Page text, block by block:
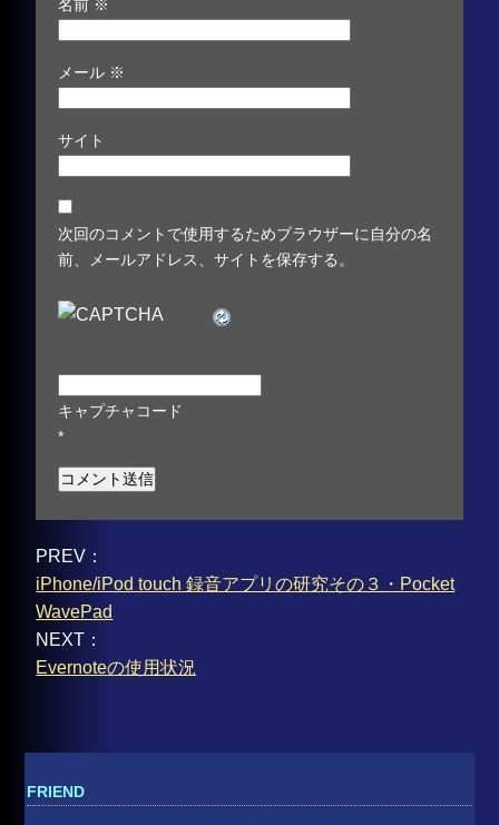
名前 ※
メール ※
サイト
次回のコメントで使用するためブラウザーに自分の名
前、メールアドレス、サイトを保存する。
キャプチャコード
*
PREV：
iPhone/iPod touch 録音アプリの研究その３・Pocket
WavePad
NEXT：
Evernoteの使用状況
FRIEND